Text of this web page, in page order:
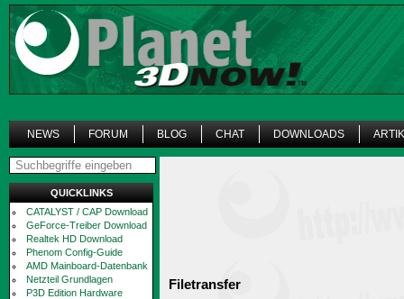
NEWS FORUM BLOG CHAT DOWNLOADS
QUICKLINKS
CATALYST / CAP Download
GeForce-Treiber Download
Realtek HD Download
Phenom Config-Guide
AMD Mainboard-Datenbank
Netzteil Grundlagen
P3D Edition Hardware
Filetransfer